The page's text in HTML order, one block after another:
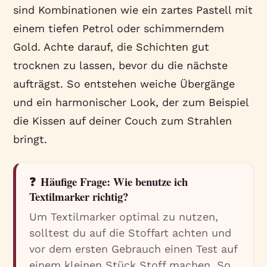
sind Kombinationen wie ein zartes Pastell mit
einem tiefen Petrol oder schimmerndem
Gold. Achte darauf, die Schichten gut
trocknen zu lassen, bevor du die nächste
aufträgst. So entstehen weiche Übergänge
und ein harmonischer Look, der zum Beispiel
die Kissen auf deiner Couch zum Strahlen
bringt.
❓ Häufige Frage: Wie benutze ich
Textilmarker richtig?
Um Textilmarker optimal zu nutzen,
solltest du auf die Stoffart achten und
vor dem ersten Gebrauch einen Test auf